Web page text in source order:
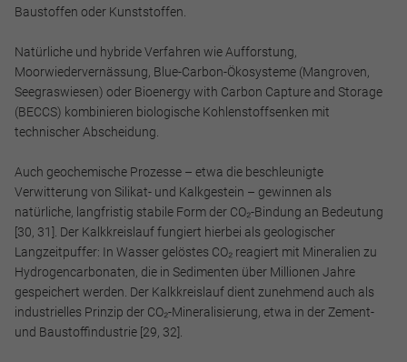
Baustoffen oder Kunststoffen.
Natürliche und hybride Verfahren wie Aufforstung,
Moorwiedervernässung, Blue-Carbon-Ökosysteme (Mangroven,
Seegraswiesen) oder Bioenergy with Carbon Capture and Storage
(BECCS) kombinieren biologische Kohlenstoffsenken mit
technischer Abscheidung.
Auch geochemische Prozesse – etwa die beschleunigte
Verwitterung von Silikat- und Kalkgestein – gewinnen als
natürliche, langfristig stabile Form der CO₂-Bindung an Bedeutung
[30, 31]. Der Kalkkreislauf fungiert hierbei als geologischer
Langzeitpuffer: In Wasser gelöstes CO₂ reagiert mit Mineralien zu
Hydrogencarbonaten, die in Sedimenten über Millionen Jahre
gespeichert werden. Der Kalkkreislauf dient zunehmend auch als
industrielles Prinzip der CO₂-Mineralisierung, etwa in der Zement-
und Baustoffindustrie [29, 32].